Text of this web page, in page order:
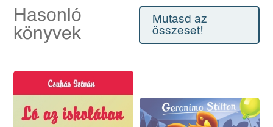
Hasonló
könyvek
Mutasd az
összeset!